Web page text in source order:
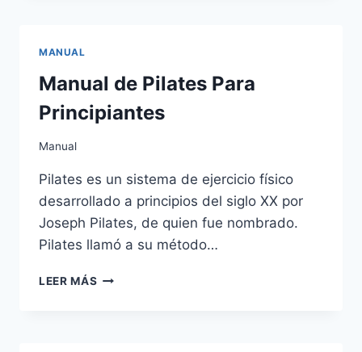
MANUAL
Manual de Pilates Para
Principiantes
Manual
Pilates es un sistema de ejercicio físico
desarrollado a principios del siglo XX por
Joseph Pilates, de quien fue nombrado.
Pilates llamó a su método…
LEER MÁS MANUAL